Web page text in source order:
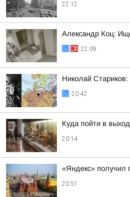
22:12
Александр Коц:
22:09
Николай
20:42
Куда пойти в
20:14
«Яндекс» получил
20:51